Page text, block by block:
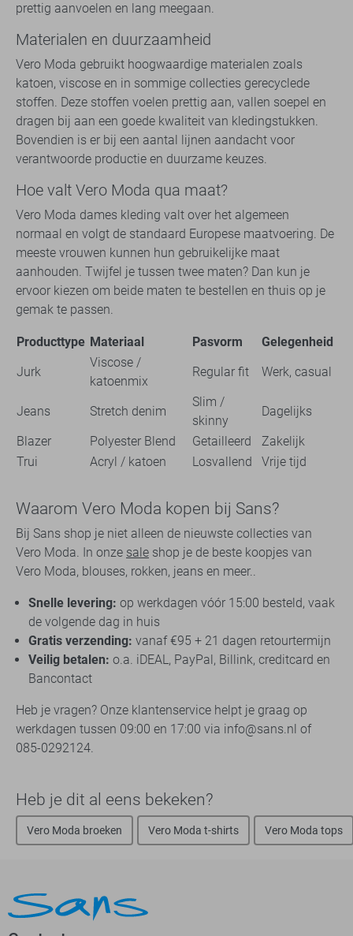
prettig aanvoelen en lang meegaan.
Materialen en duurzaamheid
Vero Moda gebruikt hoogwaardige materialen zoals
katoen, viscose en in sommige collecties gerecyclede
stoffen. Deze stoffen voelen prettig aan, vallen soepel en
dragen bij aan een goede kwaliteit van kledingstukken.
Bovendien is er bij een aantal lijnen aandacht voor
verantwoorde productie en duurzame keuzes.
Hoe valt Vero Moda qua maat?
Vero Moda dames kleding valt over het algemeen
normaal en volgt de standaard Europese maatvoering. De
meeste vrouwen kunnen hun gebruikelijke maat
aanhouden. Twijfel je tussen twee maten? Dan kun je
ervoor kiezen om beide maten te bestellen en thuis op je
gemak te passen.
Producttype Materiaal Pasvorm
Gelegenheid
Jurk
Viscose /
katoenmix
Regular fit Werk, casual
Jeans Stretch denim
Slim /
skinny
Dagelijks
Blazer
Polyester Blend Getailleerd
Zakelijk
Trui
Acryl / katoen Losvallend Vrije tijd
Waarom Vero Moda kopen bij Sans?
Bij Sans shop je niet alleen de nieuwste collecties van
Vero Moda. In onze sale shop je de beste koopjes van
Vero Moda, blouses, rokken, jeans en meer..
Snelle levering: op werkdagen vóór 15:00 besteld, vaak
de volgende dag in huis
Gratis verzending: vanaf €95 + 21 dagen retourtermijn
Veilig betalen: o.a. iDEAL, PayPal, Billink, creditcard en
Bancontact
Heb je vragen? Onze klantenservice helpt je graag op
werkdagen tussen 09:00 en 17:00 via info@sans.nl of
085-0292124.
Heb je dit al eens bekeken?
Vero Moda broeken Vero Moda t-shirts Vero Moda tops